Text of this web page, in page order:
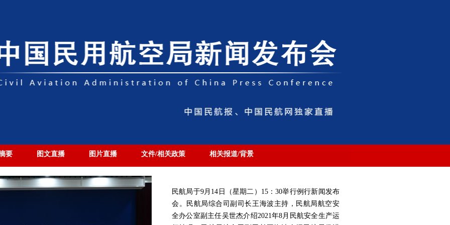
要 图文直播 图片直播 文件/相关政策 相关报道/背景
民航局于9月14日（星期二）15：30举行例行新闻发布
会。民航局综合司副司长王海波主持，民航局航空安
全办公室副主任吴世杰介绍2021年8月民航安全生产运